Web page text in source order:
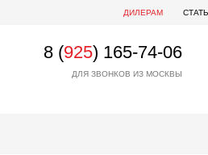
ДИЛЕРАМ
8 (925) 165-74-06
ДЛЯ ЗВОНКОВ ИЗ МОСКВЫ